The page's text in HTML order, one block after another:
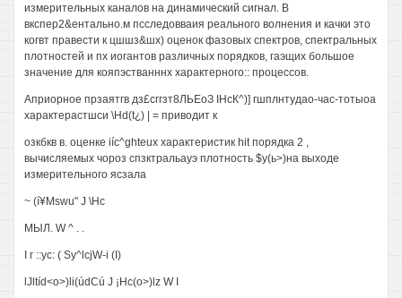
измерительных каналов на динамический сигнал. В
вкспер2&ентально.м псследовваия реального волнения и качки это
когвт правести к цшшз&шх) оценок фазовых спектров, спектральных
плотностей и пх иогантов различных порядков, гаэщих большое
значение для кояпэстванннх характерного:: процессов.
Априорное прзаятгв дз£сггзт8ЛЬЕоЗ IНсК^)] гшплнтудао-час-тотыоа
характерастшси \Hd(t¿) | = приводит к
озкбкв в. оценке iíc^ghteux характеристик hit порядка 2 ,
вычисляемых чороз спзктральауэ плотность $у(ь>)на выходе
измерительного ясзала
~ (í¥Mswu" J \Нс
МЫЛ. W ^ . .
I г ::ус: ( Sy^lcjW-i (I)
lJltíd<o>)li(údCú J ¡Hc(o>)lz W I